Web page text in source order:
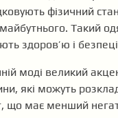
фізичний
Такий
здоров’ю і
моді великий
які можуть
що має менший